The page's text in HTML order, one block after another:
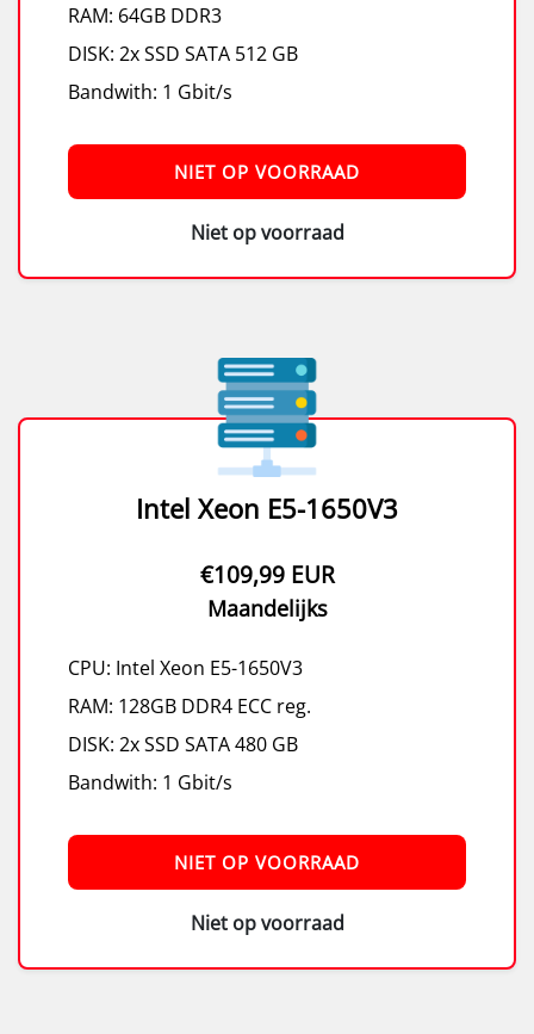
RAM: 64GB DDR3
DISK: 2x SSD SATA 512 GB
Bandwith: 1 Gbit/s
NIET OP VOORRAAD
Niet op voorraad
Intel Xeon E5-1650V3
€109,99 EUR
Maandelijks
CPU: Intel Xeon E5-1650V3
RAM: 128GB DDR4 ECC reg.
DISK: 2x SSD SATA 480 GB
Bandwith: 1 Gbit/s
NIET OP VOORRAAD
Niet op voorraad